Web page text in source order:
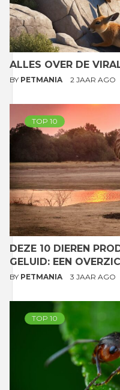
ALLES OVER DE
BY PETMANIA 2 JAAR AGO
TOP 10
DEZE 10 DIEREN
GELUID: EEN
BY PETMANIA 3 JAAR AGO
TOP 10